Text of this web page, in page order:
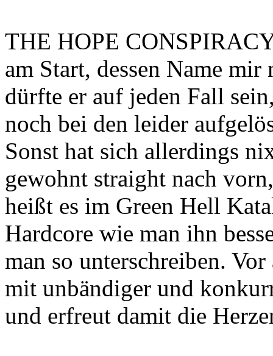
THE HOPE
am Start, dessen Name
dürfte er auf jeden Fall
noch bei den leider
Sonst hat sich allerdings
gewohnt straight nach
heißt es im Green Hell
Hardcore wie man ihn
man so unterschreiben.
mit unbändiger und
und erfreut damit die